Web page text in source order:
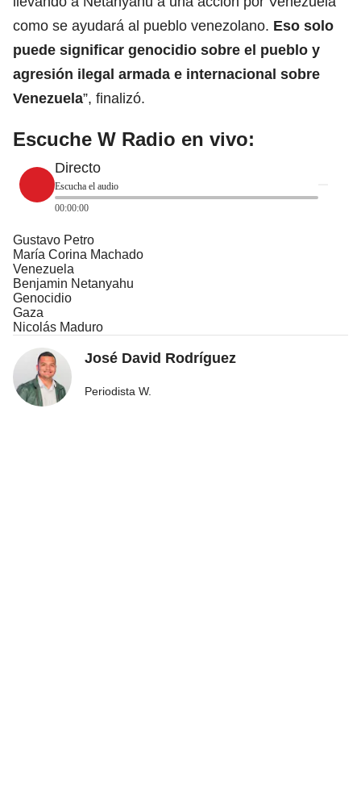
como se ayudará al pueblo venezolano. Eso solo
puede significar genocidio sobre el pueblo y
agresión ilegal armada e internacional sobre
Venezuela”, finalizó.
Escuche W Radio en vivo:
Directo
Escucha el audio
00:00:00
Gustavo Petro
María Corina Machado
Venezuela
Benjamin Netanyahu
Genocidio
Gaza
Nicolás Maduro
José David Rodríguez
Periodista W.